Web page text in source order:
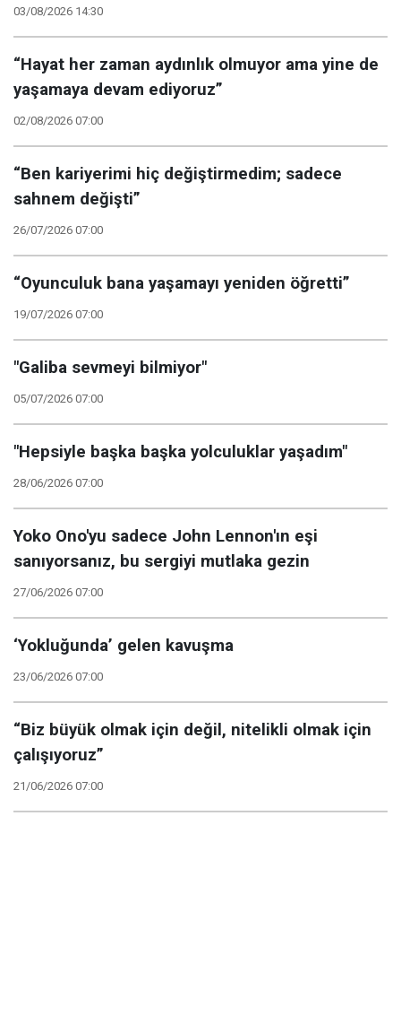
03/08/2026 14:30
“Hayat her zaman aydınlık olmuyor ama yine de
yaşamaya devam ediyoruz”
02/08/2026 07:00
“Ben kariyerimi hiç değiştirmedim; sadece
sahnem değişti”
26/07/2026 07:00
“Oyunculuk bana yaşamayı yeniden öğretti”
19/07/2026 07:00
"Galiba sevmeyi bilmiyor"
05/07/2026 07:00
"Hepsiyle başka başka yolculuklar yaşadım"
28/06/2026 07:00
Yoko Ono'yu sadece John Lennon'ın eşi
sanıyorsanız, bu sergiyi mutlaka gezin
27/06/2026 07:00
‘Yokluğunda’ gelen kavuşma
23/06/2026 07:00
“Biz büyük olmak için değil, nitelikli olmak için
çalışıyoruz”
21/06/2026 07:00